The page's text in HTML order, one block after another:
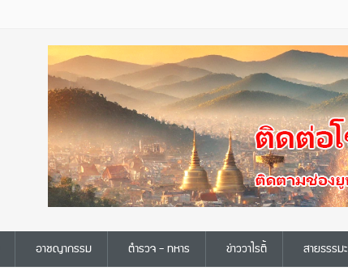
อาชญากรรม ตำรวจ - ทหาร ข่าววาไรตี้ สายธรรมะ